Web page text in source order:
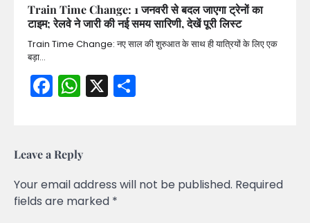
Train Time Change: 1 जनवरी से बदल जाएगा ट्रेनों का
टाइम; रेलवे ने जारी की नई समय सारिणी, देखें पूरी लिस्ट
Train Time Change: नए साल की शुरुआत के साथ ही यात्रियों के लिए एक
बड़ा…
Facebook
WhatsApp
X
Leave a Reply
Your email address will not be published. Required
fields are marked *